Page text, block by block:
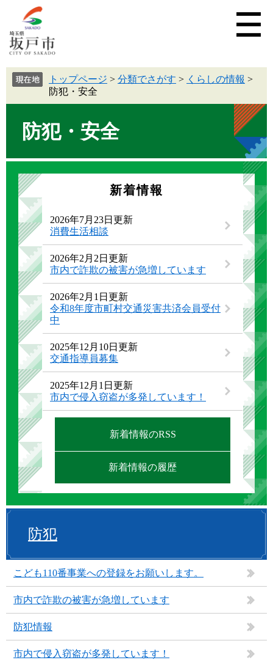
トップページ > 分類でさがす > くらしの情報 >
防犯・安全
防犯・安全
新着情報
2026年7月23日更新
消費生活相談
2026年2月2日更新
市内で詐欺の被害が急増しています
2026年2月1日更新
令和8年度市町村交通災害共済会員受付
中
2025年12月10日更新
交通指導員募集
2025年12月1日更新
市内で侵入窃盗が多発しています！
新着情報のRSS
新着情報の履歴
防犯
こども110番事業への登録をお願いします。
市内で詐欺の被害が急増しています
防犯情報
市内で侵入窃盗が多発しています！